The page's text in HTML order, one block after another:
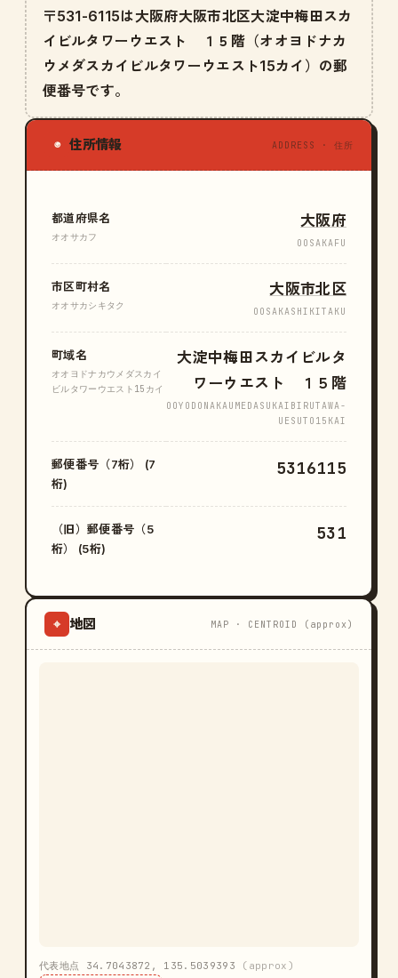
〒531-6115は大阪府大阪市北区大淀中梅田スカ
イビルタワーウエスト １５階（オオヨドナカ
ウメダスカイビルタワーウエスト15カイ）の郵
便番号です。
◉ 住所情報 ADDRESS · 住所
都道府県名
オオサカフ
大阪府
OOSAKAFU
市区町村名
オオサカシキタク
大阪市北区
OOSAKASHIKITAKU
町域名
オオヨドナカウメダスカイ
ビルタワーウエスト15カイ
大淀中梅田スカイビルタ
ワーウエスト １５階
OOYODONAKAUMEDASUKAIBIRUTAWA-
UESUTO15KAI
郵便番号（7桁） (7
桁)
5316115
（旧）郵便番号（5
桁） (5桁)
531
⌖ 地図 MAP · CENTROID (approx)
代表地点 34.7043872, 135.5039393 (approx)